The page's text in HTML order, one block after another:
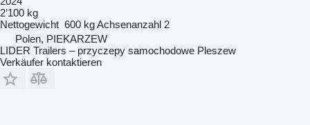
2’100 kg
Nettogewicht 600 kgAchsenanzahl 2
Polen, PIEKARZEW
LIDER Trailers – przyczepy samochodowe Pleszew
Verkäufer kontaktieren